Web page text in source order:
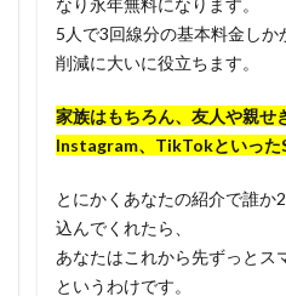
なり永年無料になります。
5人で3回線分の基本料金し
削減に大いに役立ちます。
家族はもちろん、友人や親
Instagram、TikTokといった
とにかくあなたの紹介で誰か
込んでくれたら、
あなたはこれから先ずっとス
というわけです。